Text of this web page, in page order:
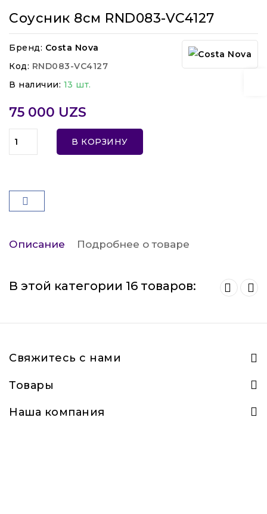
Соусник 8см RND083-VC4127
Бренд: Costa Nova
Код: RND083-VC4127
В наличии: 13 шт.
75 000 UZS
В КОРЗИНУ
Описание Подробнее о товаре
В этой категории 16 товаров:
Свяжитесь с нами
Товары
Наша компания